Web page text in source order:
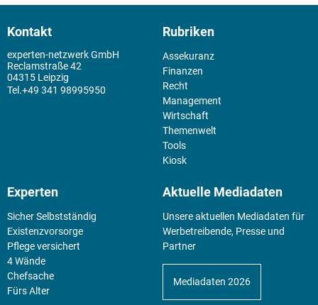
Kontakt
experten-netzwerk GmbH
Reclamstraße 42
04315 Leipzig
+49 341 98995950
Rubriken
Assekuranz
Finanzen
Recht
Management
Wirtschaft
Themenwelt
Tools
Kiosk
Experten
Sicher Selbstständig
Existenz­vorsorge
Pflege versichert
4 Wände
Chefsache
Fürs Alter
Aktuelle Mediadaten
Unsere aktuellen Mediadaten für
Werbetreibende, Presse und
Partner
Mediadaten 2026